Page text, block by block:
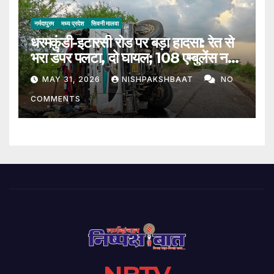
नर्मदापुरम मध्य प्रदेश सिवनी मालवा
धरमकुंडी-इटारसी रोड पर बड़ा हादसा: रेत से
भरा डंपर पलटा, दो घायल; 108 एम्बुलेंस नहीं
पहुंचीMAY 31, 2026 NISHPAKSHBAAT NO
COMMENTS